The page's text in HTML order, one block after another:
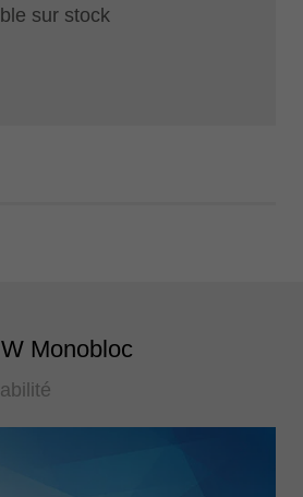
sur stock
Monobloc